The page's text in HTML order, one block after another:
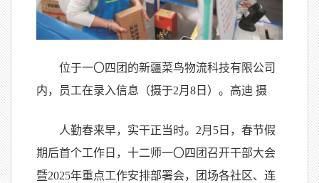
位于一〇四团的新疆菜鸟物流科技有限公司
内，员工在录入信息（摄于2月8日）。高迪 摄
人勤春来早，实干正当时。2月5日，春节假
期后首个工作日，十二师一〇四团召开干部大会
暨2025年重点工作安排部署会，团场各社区、连